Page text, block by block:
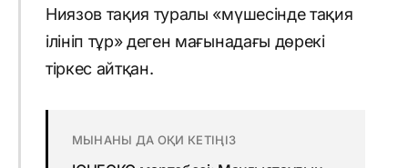
Ниязов тақия туралы «мүшесінде тақия
ілініп тұр» деген мағынадағы дөрекі
тіркес айтқан.
МЫНАНЫ ДА ОҚИ КЕТІҢІЗ